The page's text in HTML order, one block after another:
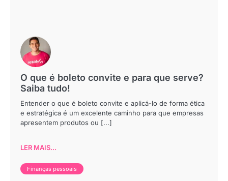
O que é boleto convite e para que serve?
Saiba tudo!
Entender o que é boleto convite e aplicá-lo de forma ética
e estratégica é um excelente caminho para que empresas
apresentem produtos ou [...]
LER MAIS...
Finanças pessoais